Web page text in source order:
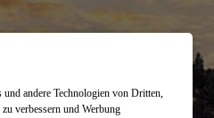
und andere Technologien von Dritten,
verbessern und Werbung